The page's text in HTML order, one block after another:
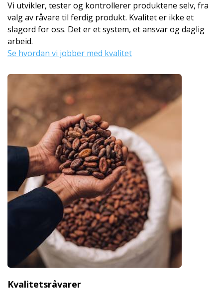
Vi utvikler, tester og kontrollerer produktene selv, fra
valg av råvare til ferdig produkt. Kvalitet er ikke et
slagord for oss. Det er et system, et ansvar og daglig
arbeid.
Se hvordan vi jobber med kvalitet
Kvalitetsråvarer